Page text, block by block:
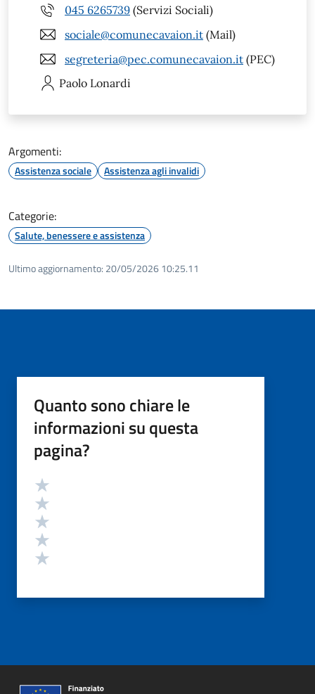
045 6265739 (Servizi Sociali)
sociale@comunecavaion.it (Mail)
segreteria@pec.comunecavaion.it (PEC)
Paolo Lonardi
Argomenti:
Assistenza sociale Assistenza agli invalidi
Categorie:
Salute, benessere e assistenza
Ultimo aggiornamento: 20/05/2026 10:25.11
Quanto sono chiare le
informazioni su questa
pagina?
Valutazione